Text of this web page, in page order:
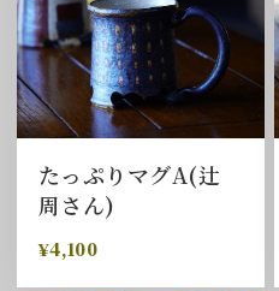
たっぷりマグA(辻
周さん)
¥4,100